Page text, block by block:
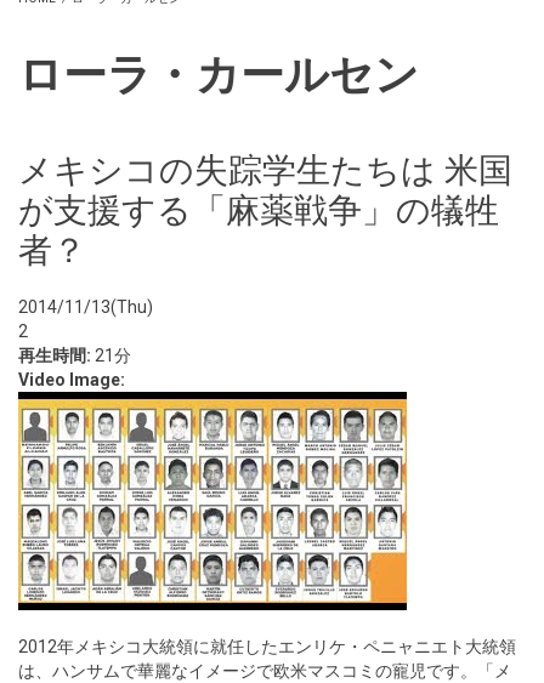
ローラ・カールセン
メキシコの失踪学生たちは 米国
が支援する「麻薬戦争」の犠牲
者？
2014/11/13(Thu)
2
再生時間: 21分
Video Image:
2012年メキシコ大統領に就任したエンリケ・ペニャニエト大統領
は、ハンサムで華麗なイメージで欧米マスコミの寵児です。「メ